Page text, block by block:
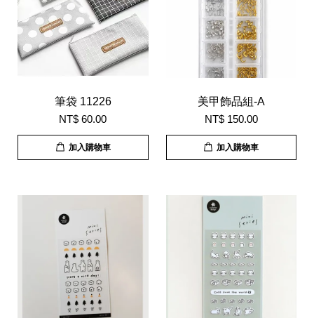
筆袋 11226
NT$ 60.00
加入購物車
美甲飾品組-A
NT$ 150.00
加入購物車